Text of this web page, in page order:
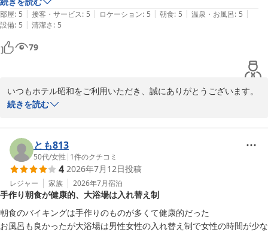
部屋: 5 | 接客・サービス: 5 | ロケーション: 5 | 朝食: 5 | 温泉・お風呂: 5 |
設備: 5 | 清潔さ: 5
79
いつもホテル昭和をご利用いただき、誠にありがとうございます。
葉をいただき、スタッフ一同大変嬉しく思っております。
今後もお客様に快適にお過ごしいただけるよう、サービスの向上に
努めてまいります。
またのお越しを心よりお待ちしております。
ホテル 昭和＜山梨県＞
2026-07-16
続きを読む
とも813
50代/女性 | 1件のクチコミ
4 2026年7月12日投稿
レジャー 家族 2026年7月宿泊
手作り朝食が健康的、大浴場は入れ替え制
朝食のバイキングは手作りのものが多くて健康的だった
お風呂も良かったが大浴場は男性女性の入れ替え制で女性の時間が少な